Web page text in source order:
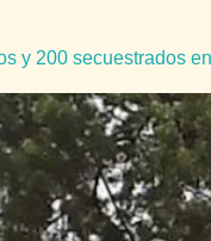
y 200 secuestrados